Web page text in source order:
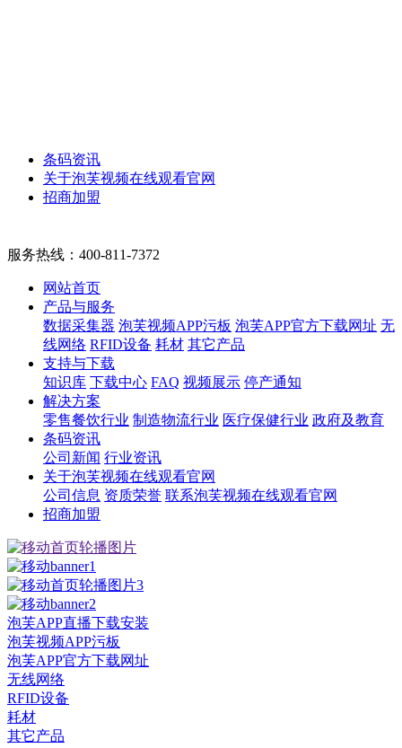
条码资讯
关于泡芙视频在线观看官网
招商加盟
服务热线： 400-811-7372
网站首页
产品与服务
数据采集器 泡芙视频APP污板 泡芙APP官方下载网址 无
线网络 RFID设备 耗材 其它产品
支持与下载
知识库 下载中心 FAQ 视频展示 停产通知
解决方案
零售餐饮行业 制造物流行业 医疗保健行业 政府及教育
条码资讯
公司新闻 行业资讯
关于泡芙视频在线观看官网
公司信息 资质荣誉 联系泡芙视频在线观看官网
招商加盟
泡芙APP直播下载安装
泡芙视频APP污板
泡芙APP官方下载网址
无线网络
RFID设备
耗材
其它产品